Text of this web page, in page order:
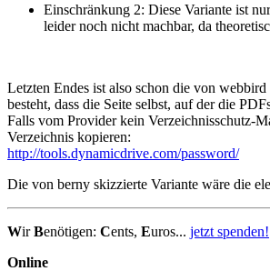
Einschränkung 2: Diese Variante ist
leider noch nicht machbar, da
Letzten Endes ist also schon die von
besteht, dass die Seite selbst, auf der die
Falls vom Provider kein Verzeichnisschutz-
Verzeichnis kopieren:
http://tools.dynamicdrive.com/password/
Die von berny skizzierte Variante wäre die
WirBenötigen: Cents, Euros... jetzt spenden!
Online